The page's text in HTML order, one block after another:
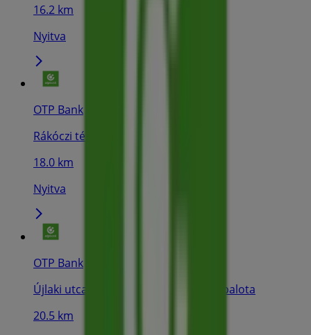
16.2 km
Nyitva
OTP Bank
Rákóczi tér 15., Zirc
18.0 km
Nyitva
OTP Bank
Újlaki utca 2. Volt Raiffeisen fiók, Várpalota
20.5 km